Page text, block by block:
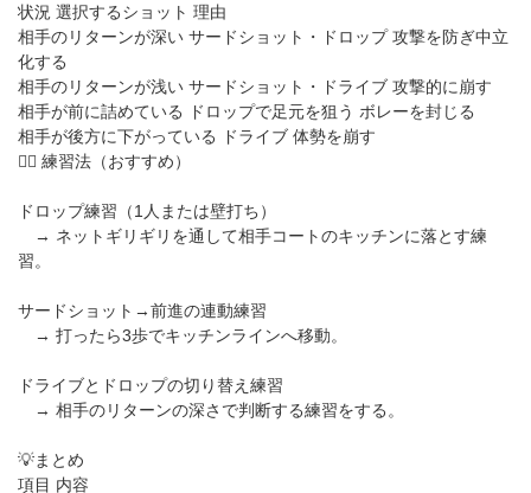
状況 選択するショット 理由
相手のリターンが深い サードショット・ドロップ 攻撃を防ぎ中立
化する
相手のリターンが浅い サードショット・ドライブ 攻撃的に崩す
相手が前に詰めている ドロップで足元を狙う ボレーを封じる
相手が後方に下がっている ドライブ 体勢を崩す
🏋️‍♀️ 練習法（おすすめ）
ドロップ練習（1人または壁打ち）
→ ネットギリギリを通して相手コートのキッチンに落とす練
習。
サードショット→前進の連動練習
→ 打ったら3歩でキッチンラインへ移動。
ドライブとドロップの切り替え練習
→ 相手のリターンの深さで判断する練習をする。
💡まとめ
項目 内容